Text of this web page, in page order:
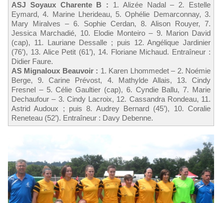
ASJ Soyaux Charente B : 1. Alizée Nadal – 2. Estelle
Eymard, 4. Marine Lherideau, 5. Ophélie Demarconnay, 3.
Mary Miralves – 6. Sophie Cerdan, 8. Alison Rouyer, 7.
Jessica Marchadié, 10. Elodie Monteiro – 9. Marion David
(cap), 11. Lauriane Dessalle ; puis 12. Angélique Jardinier
(76’), 13. Alice Petit (61’), 14. Floriane Michaud. Entraîneur :
Didier Faure.
AS Mignaloux Beauvoir : 1. Karen Lhommedet – 2. Noémie
Berge, 9. Carine Prévost, 4. Mathylde Allais, 13. Cindy
Fresnel – 5. Célie Gaultier (cap), 6. Cyndie Ballu, 7. Marie
Dechaufour – 3. Cindy Lacroix, 12. Cassandra Rondeau, 11.
Astrid Audoux ; puis 8. Audrey Bernard (45’), 10. Coralie
Reneteau (52’). Entraîneur : Davy Debenne.